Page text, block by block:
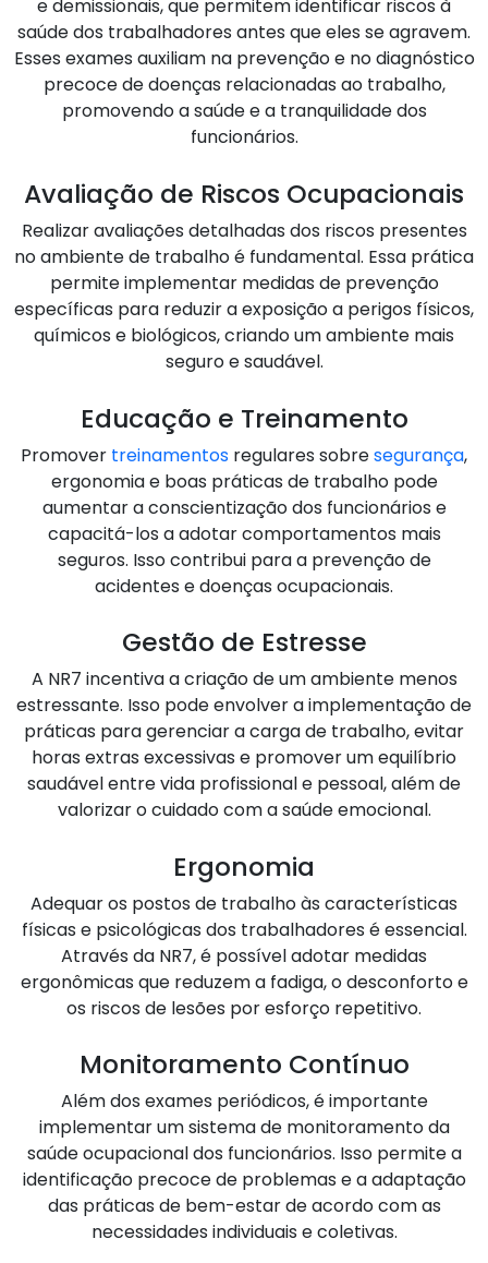
e demissionais, que permitem identificar riscos à
saúde dos trabalhadores antes que eles se agravem.
Esses exames auxiliam na prevenção e no diagnóstico
precoce de doenças relacionadas ao trabalho,
promovendo a saúde e a tranquilidade dos
funcionários.
Avaliação de Riscos Ocupacionais
Realizar avaliações detalhadas dos riscos presentes
no ambiente de trabalho é fundamental. Essa prática
permite implementar medidas de prevenção
específicas para reduzir a exposição a perigos físicos,
químicos e biológicos, criando um ambiente mais
seguro e saudável.
Educação e Treinamento
Promover treinamentos regulares sobresegurança,
ergonomia e boas práticas de trabalho pode
aumentar a conscientização dos funcionários e
capacitá-los a adotar comportamentos mais
seguros. Isso contribui para a prevenção de
acidentes e doenças ocupacionais.
Gestão de Estresse
A NR7 incentiva a criação de um ambiente menos
estressante. Isso pode envolver a implementação de
práticas para gerenciar a carga de trabalho, evitar
horas extras excessivas e promover um equilíbrio
saudável entre vida profissional e pessoal, além de
valorizar o cuidado com a saúde emocional.
Ergonomia
Adequar os postos de trabalho às características
físicas e psicológicas dos trabalhadores é essencial.
Através da NR7, é possível adotar medidas
ergonômicas que reduzem a fadiga, o desconforto e
os riscos de lesões por esforço repetitivo.
Monitoramento Contínuo
Além dos exames periódicos, é importante
implementar um sistema de monitoramento da
saúde ocupacional dos funcionários. Isso permite a
identificação precoce de problemas e a adaptação
das práticas de bem-estar de acordo com as
necessidades individuais e coletivas.